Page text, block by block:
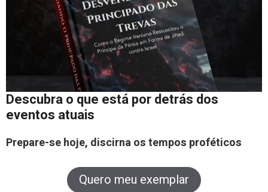
Descubra o que está por detrás dos
eventos atuais
Prepare-se hoje, discirna os tempos proféticos
Quero meu exemplar